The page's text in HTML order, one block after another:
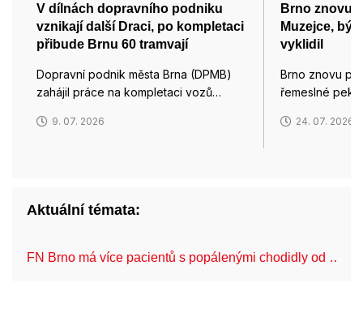
V dílnách dopravního podniku
vznikají další Draci, po kompletaci
přibude Brnu 60 tramvají
Dopravní podnik města Brna (DPMB)
zahájil práce na kompletaci vozů…
9. 07. 2026
Brno znovu
Muzejce,
vyklidil
Brno znovu
řemeslné
24. 07. 2026
Aktuální témata:
FN Brno má více pacientů s popálenými chodidly od …